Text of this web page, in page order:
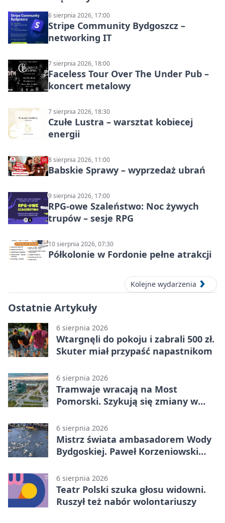
6 sierpnia 2026, 17:00
Stripe Community Bydgoszcz –
networking IT
7 sierpnia 2026, 18:00
Faceless Tour Over The Under Pub –
koncert metalowy
7 sierpnia 2026, 18:30
Czułe Lustra – warsztat kobiecej
energii
8 sierpnia 2026, 11:00
Babskie Sprawy – wyprzedaż ubrań
9 sierpnia 2026, 17:00
RPG-owe Szaleństwo: Noc żywych
trupów – sesje RPG
10 sierpnia 2026, 07:30
Półkolonie w Fordonie pełne atrakcji
Kolejne wydarzenia
Ostatnie Artykuły
6 sierpnia 2026
Wtargnęli do pokoju i zabrali 500 zł.
Skuter miał przypaść napastnikom
6 sierpnia 2026
Tramwaje wracają na Most
Pomorski. Szykują się zmiany w
6 sierpnia 2026
Mistrz świata ambasadorem Wody
Bydgoskiej. Paweł Korzeniowski
6 sierpnia 2026
Teatr Polski szuka głosu widowni.
Ruszył też nabór wolontariuszy